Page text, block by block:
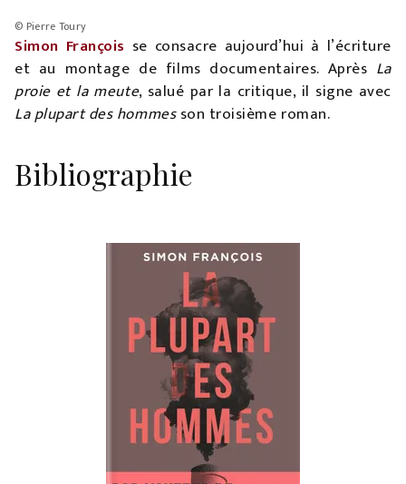
Simon François se consacre aujourd’hui à l’écriture
et au montage de films documentaires. Après La
proie et la meute, salué par la critique, il signe avec
La plupart des hommesson troisième roman.
© Pierre Toury
Bibliographie